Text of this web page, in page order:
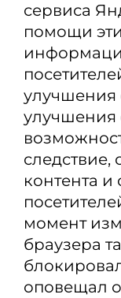
сервиса
помощи
улучшения
следствие,
контента и
момент
браузера
оповещал